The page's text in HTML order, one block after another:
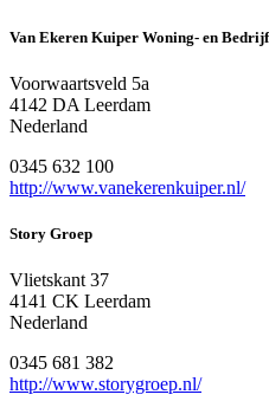
Van Ekeren Kuiper Woning- en
Voorwaartsveld 5a
4142 DA Leerdam
Nederland
0345 632 100
http://www.vanekerenkuiper.nl/
Story Groep
Vlietskant 37
4141 CK Leerdam
Nederland
0345 681 382
http://www.storygroep.nl/